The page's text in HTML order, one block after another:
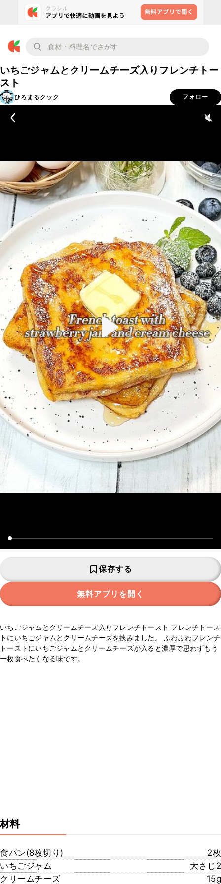
いちごジャムとクリームチーズ入りフレンチトー
スト
ひろまるクック フォロー
保存する
無料アプリを開く
いちごジャムとクリームチーズ入りフレンチトースト フレンチトース
トにいちごジャムとクリームチーズを挟みました。 ふわふわフレンチ
トーストにいちごジャムとクリームチーズが入ると濃厚で思わずもう
一枚食べたくなる味です。
材料
食パン(8枚切り)
2枚
いちごジャム
大さじ2
クリームチーズ
15g